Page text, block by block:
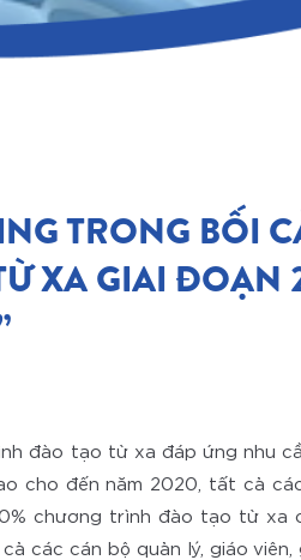
TRONG BỐI
XA GIAI ĐOẠN
đào tạo từ xa đáp ứng nhu
cho đến năm 2020, tất cả
chương trình đào tạo từ xa
các cán bộ quản lý, giáo viên,